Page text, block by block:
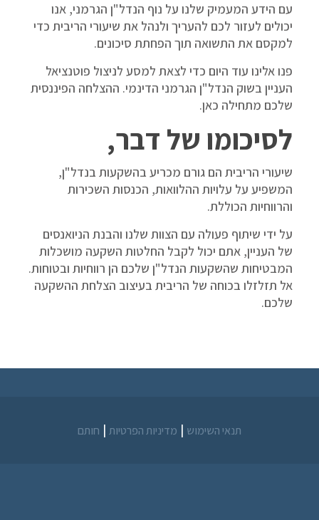
עם הידע המעמיק שלנו על נוף הנדל"ן הגרמני, אנו
יכולים לעזור לכם להעריך ולנהל את שיעורי הריבית כדי
למקסם את התשואה תוך הפחתת סיכונים.
פנו אלינו עוד היום כדי לצאת למסע לניצול פוטנציאל
העניין בשוק הנדל"ן הגרמני הדינמי. ההצלחה הפיננסית
שלכם מתחילה כאן.
לסיכומו של דבר,
שיעורי הריבית הם גורם מכריע בהשקעות בנדל"ן,
המשפיע על עלויות ההלוואות, הכנסות השכירות
והרווחיות הכוללת.
על ידי שיתוף פעולה עם הצוות שלנו והבנת הניואנסים
של העניין, אתם יכול לקבל החלטות השקעה מושכלות
המבטיחות שהשקעות הנדל"ן שלכם הן רווחיות ובטוחות.
אל תזלזלו בכוחה של הריבית בעיצוב הצלחת ההשקעה
שלכם.
תנאי השימוש | מדיניות הפרטיות | חותם